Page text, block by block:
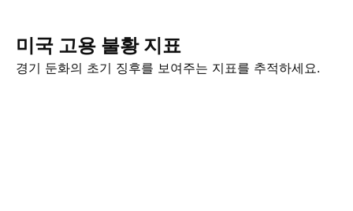
미국 고용 불황 지표
경기 둔화의 초기 징후를 보여주는 지표를 추적하세요.